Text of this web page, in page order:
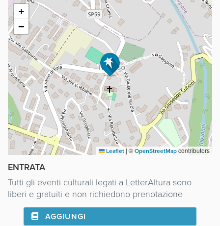
+
−
Leaflet | ©OpenStreetMapcontributors
ENTRATA
Tutti gli eventi culturali legati a LetterAltura sono
liberi e gratuiti e non richiedono prenotazione
AGGIUNGI